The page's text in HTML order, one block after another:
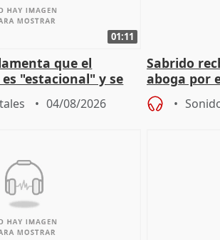
01:11
que el
"estacional" y se
el verano
04/08/2026
Sabrido
aboga por